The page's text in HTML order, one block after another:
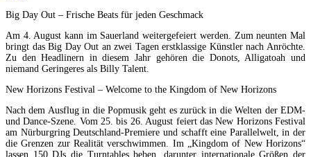
Big Day Out – Frische Beats für jeden Geschmack
Am 4. August kann im Sauerland weitergefeiert werden. Zum neunten Mal
bringt das Big Day Out an zwei Tagen erstklassige Künstler nach Anröchte.
Zu den Headlinern in diesem Jahr gehören die Donots, Alligatoah und
niemand Geringeres als Billy Talent.
New Horizons Festival – Welcome to the Kingdom of New Horizons
Nach dem Ausflug in die Popmusik geht es zurück in die Welten der EDM-
und Dance-Szene. Vom 25. bis 26. August feiert das New Horizons Festival
am Nürburgring Deutschland-Premiere und schafft eine Parallelwelt, in der
die Grenzen zur Realität verschwimmen. Im „Kingdom of New Horizons“
lassen 150 DJs die Turntables beben, darunter internationale Größen der